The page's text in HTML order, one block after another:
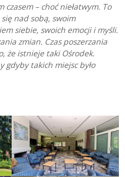
czasem – choć niełatwym. To
nad sobą, swoim
siebie, swoich emocji i myśli.
zmian. Czas poszerzania
że istnieje taki Ośrodek.
gdyby takich miejsc było